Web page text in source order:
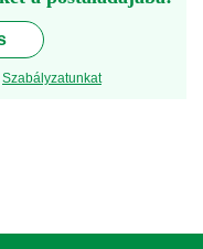
Szabályzatunkat